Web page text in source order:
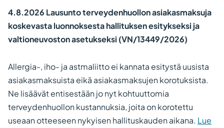
välilehteen.)
4.8.2026 Lausunto terveydenhuollon asiakasmaksuja
koskevasta luonnoksesta hallituksen esitykseksi ja
valtioneuvoston asetukseksi (VN/13449/2026)
Allergia-, iho- ja astmaliitto ei kannata esitystä uusista
asiakasmaksuista eikä asiakasmaksujen korotuksista.
Ne lisäävät entisestään jo nyt kohtuuttomia
terveydenhuollon kustannuksia, joita on korotettu
useaan otteeseen nykyisen hallituskauden aikana. Lue